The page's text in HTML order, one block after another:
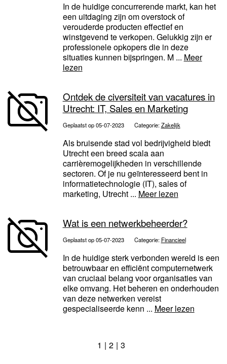
In de huidige concurrerende markt, kan het
een uitdaging zijn om overstock of
verouderde producten effectief en
winstgevend te verkopen. Gelukkig zijn er
professionele opkopers die in deze
situaties kunnen bijspringen. M ... Meer
lezen
Ontdek de civersiteit van vacatures in
Utrecht: IT, Sales en Marketing
Geplaatst op 05-07-2023 Categorie:Zakelijk
Als bruisende stad vol bedrijvigheid biedt
Utrecht een breed scala aan
carrièremogelijkheden in verschillende
sectoren. Of je nu geïnteresseerd bent in
informatietechnologie (IT), sales of
marketing, Utrecht ... Meer lezen
Wat is een netwerkbeheerder?
Geplaatst op 05-07-2023 Categorie: Financieel
In de huidige sterk verbonden wereld is een
betrouwbaar en efficiënt computernetwerk
van cruciaal belang voor organisaties van
elke omvang. Het beheren en onderhouden
van deze netwerken vereist
gespecialiseerde kenn ... Meer lezen
1 2 3